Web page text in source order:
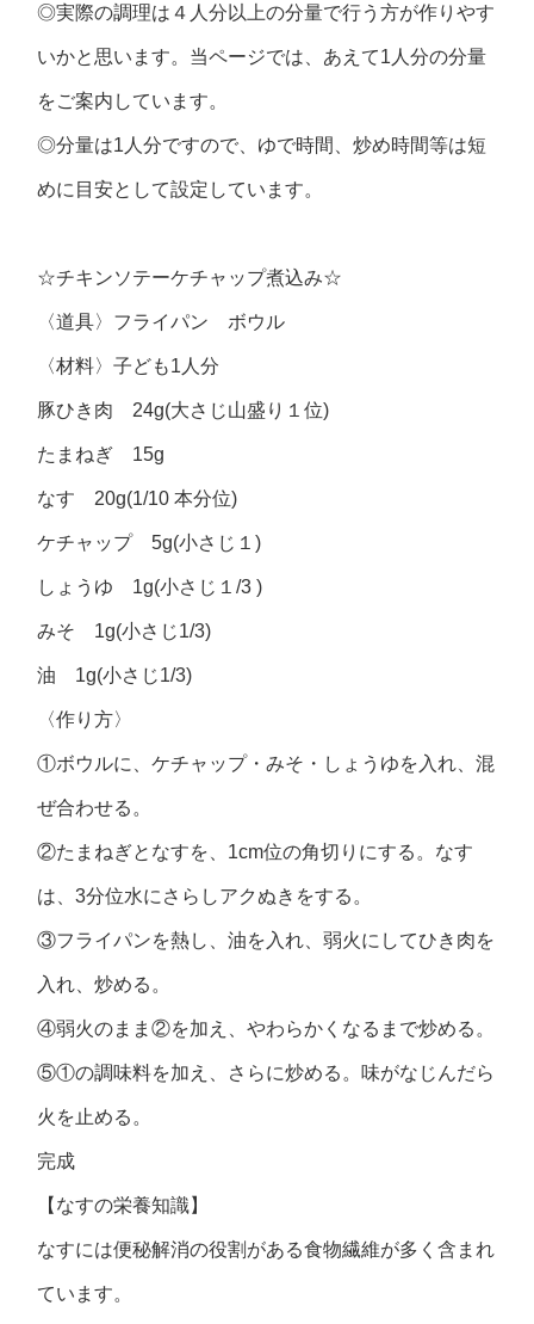
◎実際の調理は４人分以上の分量で行う方が作りやす
いかと思います。当ページでは、あえて1人分の分量
をご案内しています。
◎分量は1人分ですので、ゆで時間、炒め時間等は短
めに目安として設定しています。
☆チキンソテーケチャップ煮込み☆
〈道具〉フライパン ボウル
〈材料〉子ども1人分
豚ひき肉 24g(大さじ山盛り１位)
たまねぎ 15g
なす 20g(1/10 本分位)
ケチャップ 5g(小さじ１)
しょうゆ 1g(小さじ１/3 )
みそ 1g(小さじ1/3)
油 1g(小さじ1/3)
〈作り方〉
①ボウルに、ケチャップ・みそ・しょうゆを入れ、混
ぜ合わせる。
②たまねぎとなすを、1cm位の角切りにする。なす
は、3分位水にさらしアクぬきをする。
③フライパンを熱し、油を入れ、弱火にしてひき肉を
入れ、炒める。
④弱火のまま②を加え、やわらかくなるまで炒める。
⑤①の調味料を加え、さらに炒める。味がなじんだら
火を止める。
完成
【なすの栄養知識】
なすには便秘解消の役割がある食物繊維が多く含まれ
ています。